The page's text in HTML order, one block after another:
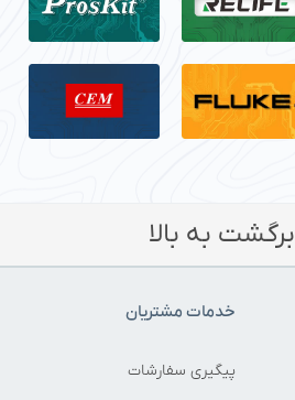
برگشت به بالا
خدمات مشتریان
پیگیری سفارشات